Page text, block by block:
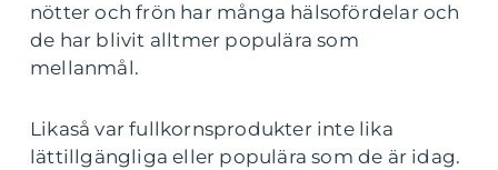
nötter och frön har många hälsofördelar och
de har blivit alltmer populära som
mellanmål.
Likaså var fullkornsprodukter inte lika
lättillgängliga eller populära som de är idag.